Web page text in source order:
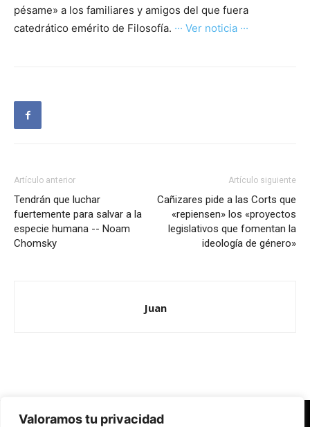
Valoramos tu privacidad
pésame» a los familiares y amigos del que fuera
catedrático emérito de Filosofía. ··· Ver noticia ···
Artículo anterior
Tendrán que luchar
fuertemente para salvar a la
especie humana -- Noam
Chomsky
Artículo siguiente
Cañizares pide a las Corts que
«repiensen» los «proyectos
legislativos que fomentan la
ideología de género»
Juan